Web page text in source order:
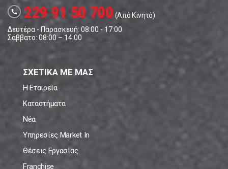
call 229 91 50 700 (Από Κινητό)
Δευτέρα - Παρασκευή: 08:00 - 17:00
Σάββατο: 08:00 – 14:00
ΣΧΕΤΙΚΑ ΜΕ ΜΑΣ
Η Εταιρεία
Καταστήματα
Νέα
Υπηρεσίες Market In
Θέσεις Εργασίας
Franchise